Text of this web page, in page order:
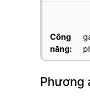
Công
năng:
Phương